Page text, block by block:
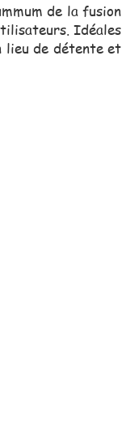
de la fusion
Idéales
lieu de détente et